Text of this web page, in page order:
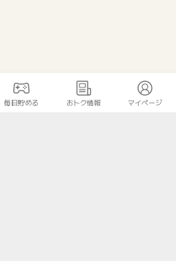
毎日貯める おトク情報 マイページ